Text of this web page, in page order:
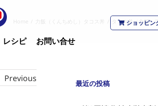
ショッピン
レシピ お問い合せ
Home 力飯（くんちめし）タコス丼 タコス丼（力飯）
Previous 最近の投稿